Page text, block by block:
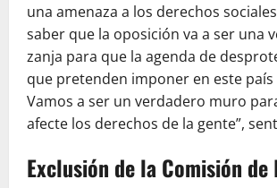
una amenaza a los derechos
saber que la oposición va a ser una
zanja para que la agenda de
que pretenden imponer en este país
Vamos a ser un verdadero muro
afecte los derechos de la gente”,
Exclusión de la Comisión de